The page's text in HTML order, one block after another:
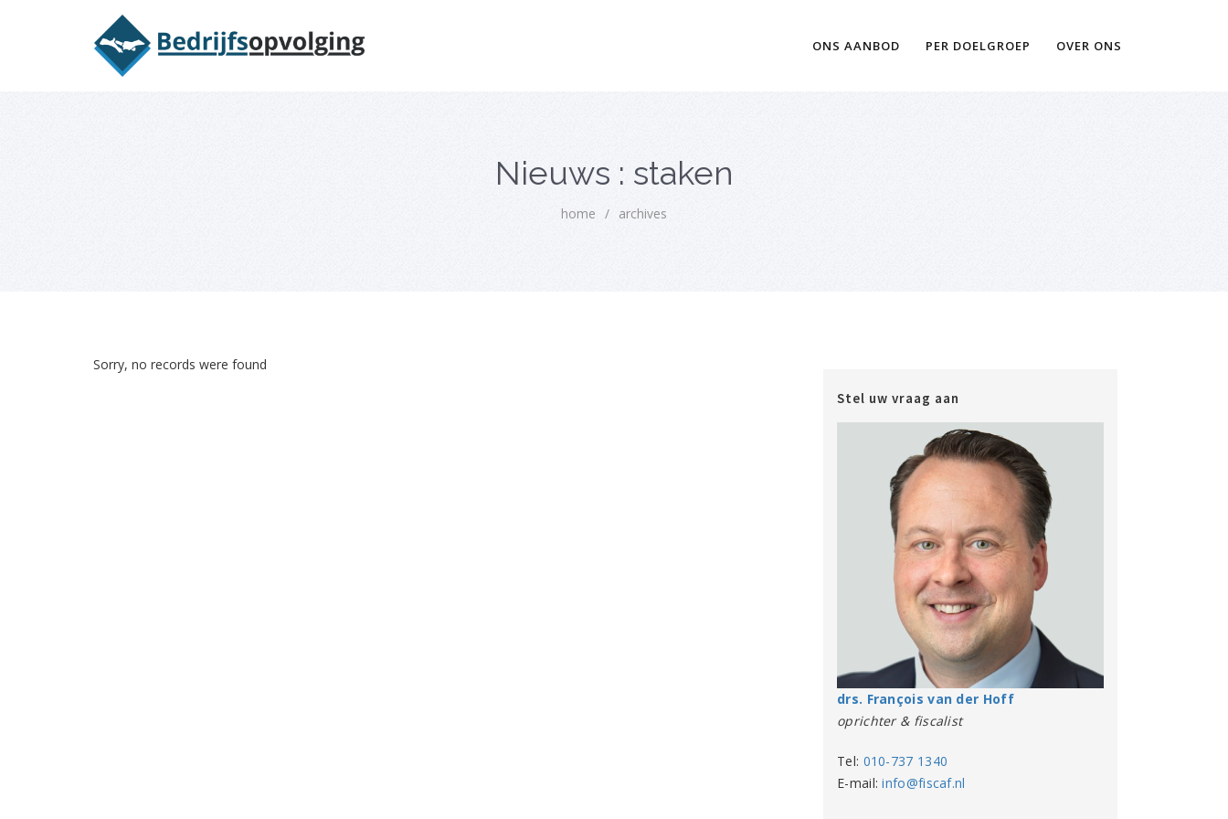
ONS AANBOD PER DOELGROEP OVER ONS
Nieuws : staken
home / archives
Sorry, no records were found
Stel uw vraag aan
drs. François van der Hoff
oprichter & fiscalist
Tel: 010-737 1340
E-mail:info@fiscaf.nl
Oriëntatiememo bedrijfsopvolging voor fiscaal juridisch advies